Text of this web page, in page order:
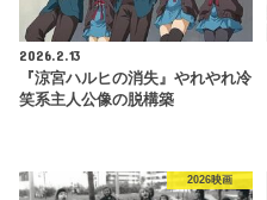
2026.2.13
『涼宮ハルヒの消失』やれやれ冷
笑系主人公像の脱構築
2026映画